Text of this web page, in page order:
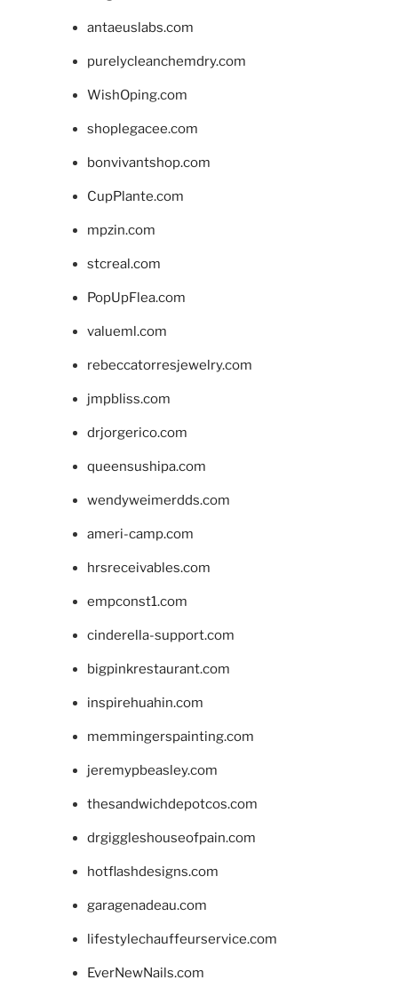
antaeuslabs.com
purelycleanchemdry.com
WishOping.com
shoplegacee.com
bonvivantshop.com
CupPlante.com
mpzin.com
stcreal.com
PopUpFlea.com
valueml.com
rebeccatorresjewelry.com
jmpbliss.com
drjorgerico.com
queensushipa.com
wendyweimerdds.com
ameri-camp.com
hrsreceivables.com
empconst1.com
cinderella-support.com
bigpinkrestaurant.com
inspirehuahin.com
memmingerspainting.com
jeremypbeasley.com
thesandwichdepotcos.com
drgiggleshouseofpain.com
hotflashdesigns.com
garagenadeau.com
lifestylechauffeurservice.com
EverNewNails.com